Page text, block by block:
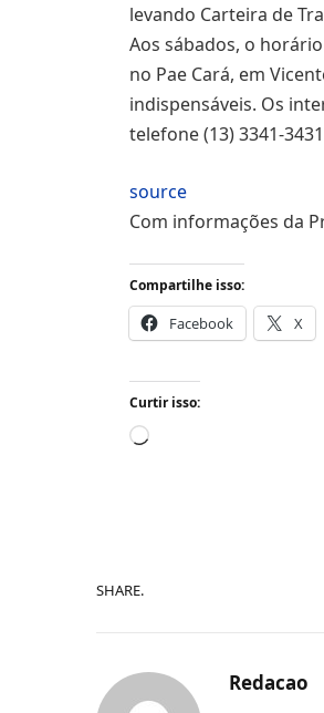
levando Carteira de
Aos sábados, o
no Pae Cará, em
indispensáveis. Os
telefone (13) 3341-
source
Com informações da
Compartilhe isso:
Facebook X
Curtir isso:
Carregando...
SHARE.
Redacao